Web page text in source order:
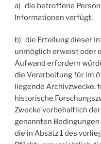
a) die betroffene
Informationen verfügt,
b) die Erteilung dieser
unmöglich erweist oder
Aufwand erfordern
die Verarbeitung für im
liegende Archivzwecke,
historische
Zwecke vorbehaltlich
genannten
die in Absatz 1 des